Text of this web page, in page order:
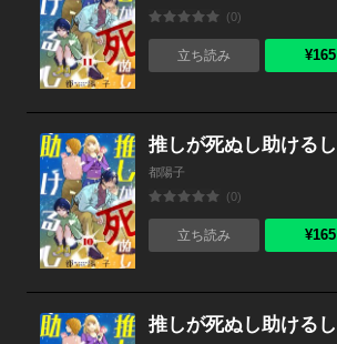
(0)
立ち読み ¥165
都陽子
(0)
立ち読み ¥165